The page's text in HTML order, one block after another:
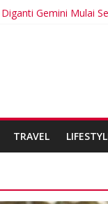
Gemini Mulai
Kabel Bawah Laut
Membina
Buruk bagi
TRAVEL